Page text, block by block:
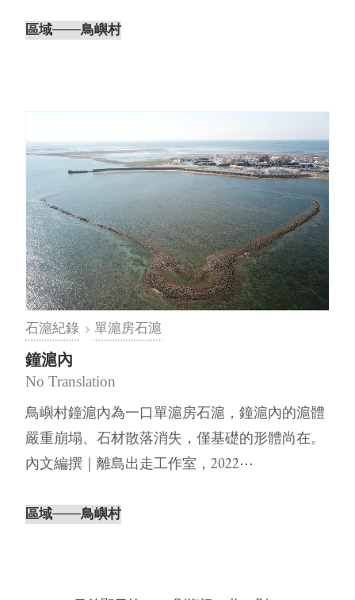
區域───鳥嶼村
石滬紀錄 單滬房石滬
鐘滬內
No Translation
鳥嶼村鐘滬內為一口單滬房石滬，鐘滬內的滬體
嚴重崩塌、石材散落消失，僅基礎的形體尚在。
內文編撰｜離島出走工作室，2022⋯
區域───鳥嶼村